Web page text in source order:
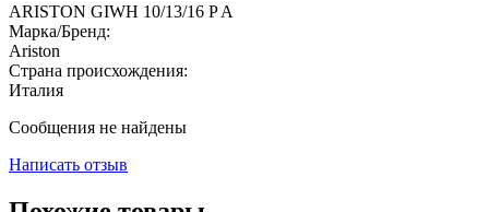
ARISTON GIWH 10/13/16 P A
Марка/Бренд:
Ariston
Страна происхождения:
Италия
Сообщения не найдены
Написать отзыв